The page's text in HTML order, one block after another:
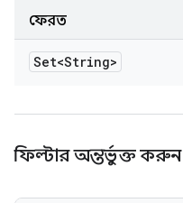
ফেরত
Set<String>
ফিল্টার অন্তর্ভুক্ত করুন